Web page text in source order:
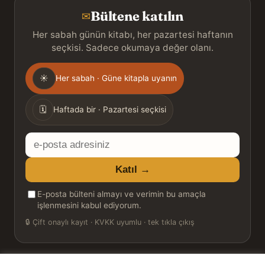
✉Bültene katılın
Her sabah günün kitabı, her pazartesi haftanın
seçkisi. Sadece okumaya değer olanı.
Gönderim
sıklığı
☀ Her sabah · Güne kitapla uyanın
🗓 Haftada bir · Pazartesi seçkisi
E-
posta
adresiniz
Katıl →
E-posta bülteni almayı ve verimin bu amaçla
işlenmesini kabul ediyorum.
🔒 Çift onaylı kayıt · KVKK uyumlu · tek tıkla çıkış